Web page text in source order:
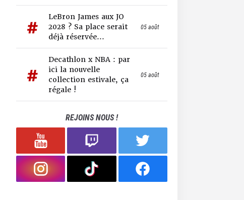
LeBron James aux JO
2028 ? Sa place serait
déjà réservée...
05 août
Decathlon x NBA : par
ici la nouvelle
collection estivale, ça
régale !
05 août
REJOINS NOUS !